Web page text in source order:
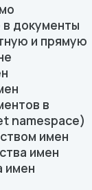
в документы
и прямую
в
namespace)
имен
имен
имен